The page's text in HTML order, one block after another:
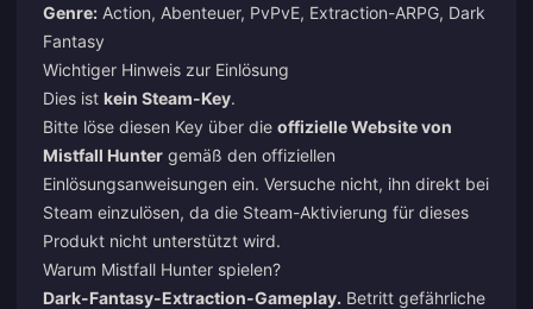
Genre: Action, Abenteuer, PvPvE, Extraction-ARPG, Dark
Fantasy
Wichtiger Hinweis zur Einlösung
Dies ist kein Steam-Key.
Bitte löse diesen Key über die offizielle Website von
Mistfall Hunter gemäß den offiziellen
Einlösungsanweisungen ein. Versuche nicht, ihn direkt bei
Steam einzulösen, da die Steam-Aktivierung für dieses
Produkt nicht unterstützt wird.
Warum Mistfall Hunter spielen?
Dark-Fantasy-Extraction-Gameplay. Betritt gefährliche